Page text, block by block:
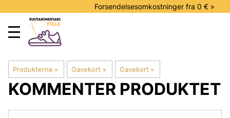
Forsendelsesomkostninger fra 0 € »
Produkterne ‪» Gavekort ‪» Gavekort ‪»
KOMMENTER PRODUKTET